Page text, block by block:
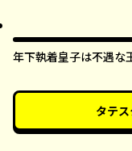
年下執着皇子は不遇な
タテ